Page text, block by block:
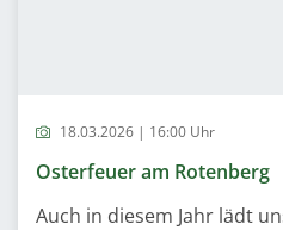
18.03.2026 | 16:00 Uhr
Osterfeuer am Rotenberg
Auch in diesem Jahr lädt